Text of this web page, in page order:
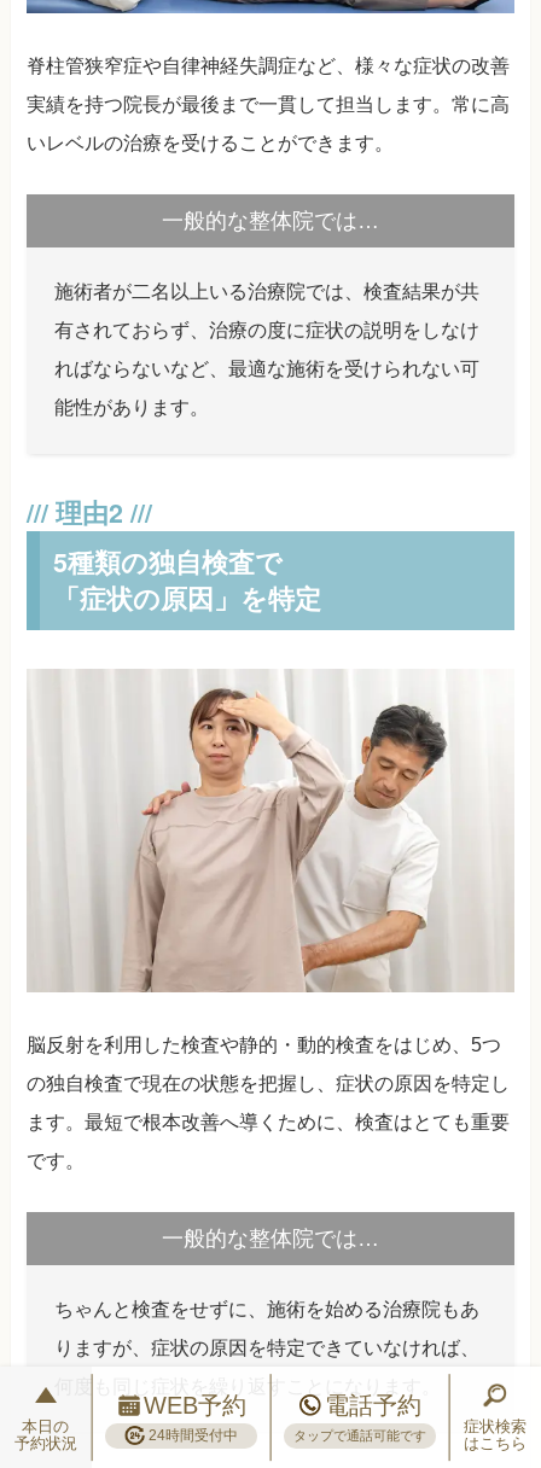
脊柱管狭窄症や自律神経失調症など、様々な症状の改善
実績を持つ院長が最後まで一貫して担当します。常に高
いレベルの治療を受けることができます。
一般的な整体院では…
施術者が二名以上いる治療院では、検査結果が共
有されておらず、治療の度に症状の説明をしなけ
ればならないなど、最適な施術を受けられない可
能性があります。
5種類の独自検査で
「症状の原因」を特定
脳反射を利用した検査や静的・動的検査をはじめ、5つ
の独自検査で現在の状態を把握し、症状の原因を特定し
ます。最短で根本改善へ導くために、検査はとても重要
です。
一般的な整体院では…
ちゃんと検査をせずに、施術を始める治療院もあ
りますが、症状の原因を特定できていなければ、
本日の
予約状況
WEB予約
24時間受付中
電話予約
タップで通話可能です
症状検索
はこちら